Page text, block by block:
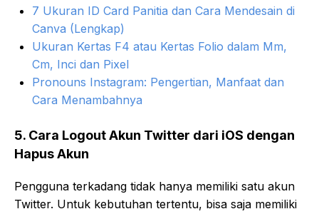
7 Ukuran ID Card Panitia dan Cara Mendesain di
Canva (Lengkap)
Ukuran Kertas F4 atau Kertas Folio dalam Mm,
Cm, Inci dan Pixel
Pronouns Instagram: Pengertian, Manfaat dan
Cara Menambahnya
5. Cara Logout Akun Twitter dari iOS dengan
Hapus Akun
Pengguna terkadang tidak hanya memiliki satu akun
Twitter. Untuk kebutuhan tertentu, bisa saja memiliki